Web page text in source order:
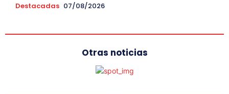
Destacadas 07/08/2026
Otras noticias